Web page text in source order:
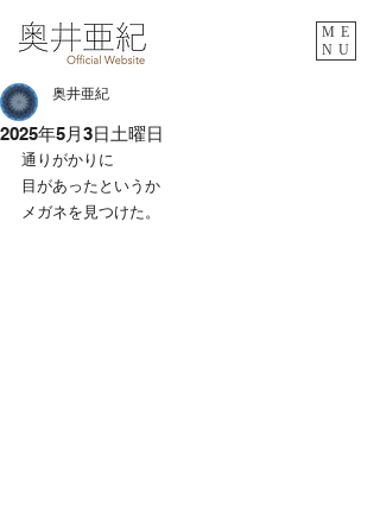
ME
NU
2025年5月3日土曜日
奥井亜紀
通りがかりに
目があったというか
メガネを見つけた。